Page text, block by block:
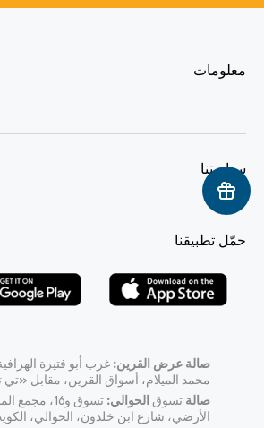
معلومات
سياستنا
حمّل تطبيقنا
صالة عرض القرين:
محمد الميلام، أسواق القرين، مقابل «تي
صالة تسوق الحوالي:
تسوق و16،
الأرضي، شارع ابن خلدون، الحوالي،